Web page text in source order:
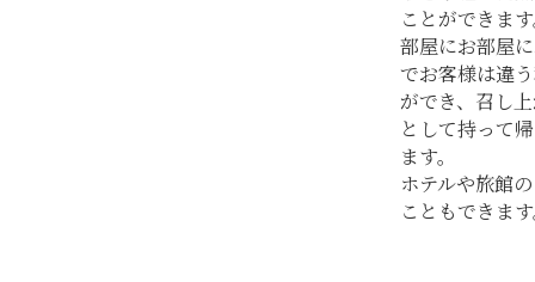
ことができま
部屋にお部屋
でお客様は違
ができ、召し
として持って
ます。
ホテルや旅館
こともできま